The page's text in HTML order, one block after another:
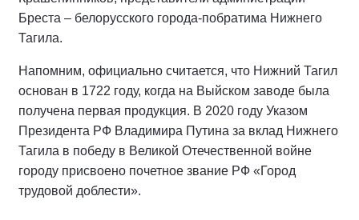
Бреста – белорусского города-побратима Нижнего
Тагила.
Напомним, официально считается, что Нижний Тагил
основан в 1722 году, когда на Выйском заводе была
получена первая продукция. В 2020 году Указом
Президента РФ Владимира Путина за вклад Нижнего
Тагила в победу в Великой Отечественной войне
городу присвоено почетное звание РФ «Город
трудовой доблести».